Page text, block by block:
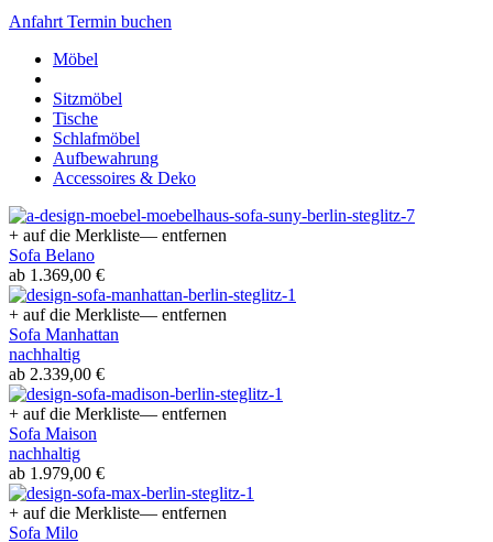
Anfahrt Termin buchen
Möbel
Sitzmöbel
Tische
Schlafmöbel
Aufbewahrung
Accessoires & Deko
+ auf die Merkliste— entfernen
Sofa Belano
ab 1.369,00 €
+ auf die Merkliste— entfernen
Sofa Manhattan
nachhaltig
ab 2.339,00 €
+ auf die Merkliste— entfernen
Sofa Maison
nachhaltig
ab 1.979,00 €
+ auf die Merkliste— entfernen
Sofa Milo